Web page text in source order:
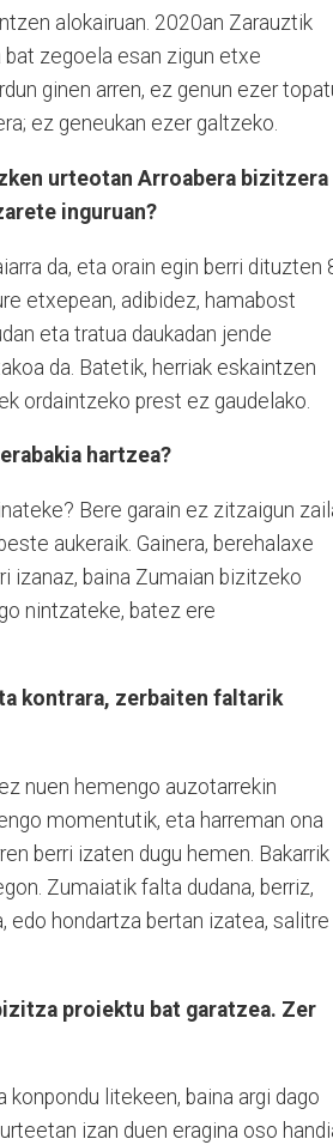
alokairuan. 2020an Zarauztik
bat zegoela esan zigun etxe
ginen arren, ez genun ezer
ez geneukan ezer galtzeko.
urteotan Arroabera bizitzera
inguruan?
da, eta orain egin berri dituzten
etxepean, adibidez, hamabost
eta tratua daukadan jende
da. Batetik, herriak eskaintzen
ordaintzeko prest ez gaudelako.
hartzea?
Bere garain ez zitzaigun
aukeraik. Gainera, berehalaxe
izanaz, baina Zumaian bizitzeko
nintzateke, batez ere
kontrara, zerbaiten faltarik
nuen hemengo auzotarrekin
momentutik, eta harreman ona
berri izaten dugu hemen. Bakarrik
Zumaiatik falta dudana, berriz,
edo hondartza bertan izatea, salitre
proiektu bat garatzea. Zer
litekeen, baina argi dago
izan duen eragina oso